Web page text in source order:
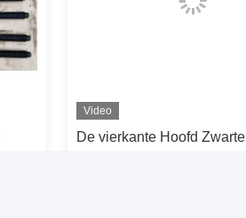
Video
De vierkante Hoofd Zwarte